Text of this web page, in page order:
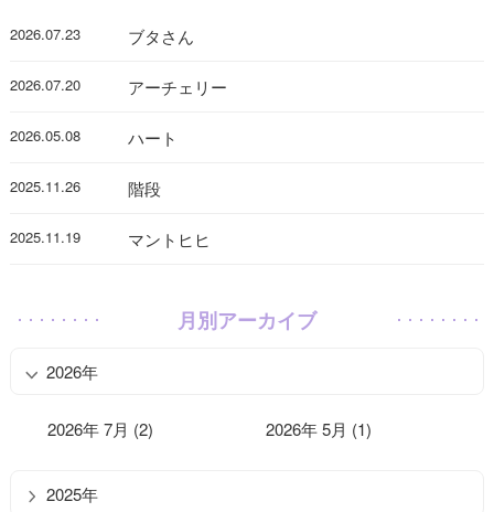
2026.07.23 ブタさん
2026.07.20 アーチェリー
2026.05.08 ハート
2025.11.26 階段
2025.11.19 マントヒヒ
月別アーカイブ
2026年
2026年 7月 (2) 2026年 5月 (1)
2025年